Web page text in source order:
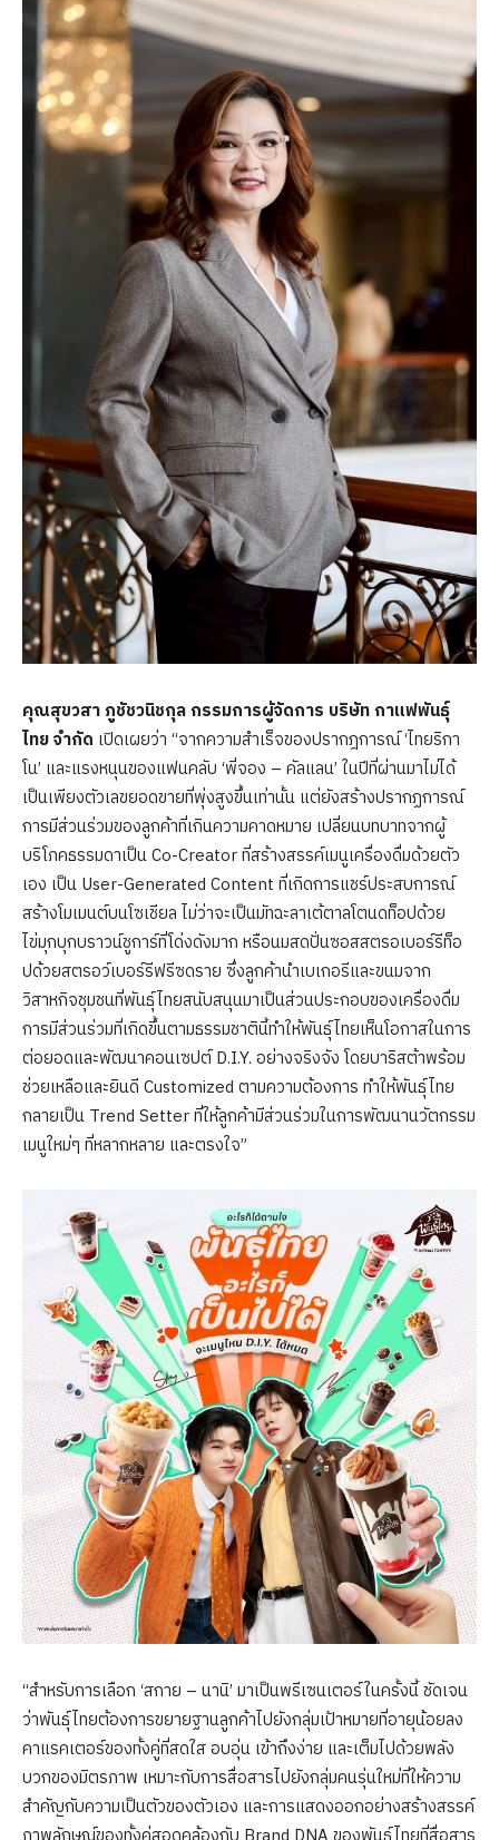
คุณสุขวสา ภูชัชวนิชกุล กรรมการผู้จัดการ บริษัท กาแฟพันธุ์
ไทย จำกัด เปิดเผยว่า “จากความสำเร็จของปรากฎการณ์ ‘ไทยริกา
โน’ และแรงหนุนของแฟนคลับ ‘พี่จอง – คัลแลน’ ในปีที่ผ่านมาไม่ได้
เป็นเพียงตัวเลขยอดขายที่พุ่งสูงขึ้นเท่านั้น แต่ยังสร้างปรากฏการณ์
การมีส่วนร่วมของลูกค้าที่เกินความคาดหมาย เปลี่ยนบทบาทจากผู้
บริโภคธรรมดาเป็น Co-Creator ที่สร้างสรรค์เมนูเครื่องดื่มด้วยตัว
เอง เป็น User-Generated Content ที่เกิดการแชร์ประสบการณ์
สร้างโมเมนต์บนโซเชียล ไม่ว่าจะเป็นมัทฉะลาเต้ตาลโตนดท็อปด้วย
ไข่มุกบุกบราวน์ชูการ์ที่โด่งดังมาก หรือนมสดปั่นซอสสตรอเบอร์รีท็อ
ปด้วยสตรอว์เบอร์รีฟรีซดราย ซึ่งลูกค้านำเบเกอรีและขนมจาก
วิสาหกิจชุมชนที่พันธุ์ไทยสนับสนุนมาเป็นส่วนประกอบของเครื่องดื่ม
การมีส่วนร่วมที่เกิดขึ้นตามธรรมชาตินี้ทำให้พันธุ์ไทยเห็นโอกาสในการ
ต่อยอดและพัฒนาคอนเซปต์ D.I.Y. อย่างจริงจัง โดยบาริสต้าพร้อม
ช่วยเหลือและยินดี Customized ตามความต้องการ ทำให้พันธุ์ไทย
กลายเป็น Trend Setter ที่ให้ลูกค้ามีส่วนร่วมในการพัฒนานวัตกรรม
เมนูใหม่ๆ ที่หลากหลาย และตรงใจ”
“สำหรับการเลือก ‘สกาย – นานิ’ มาเป็นพรีเซนเตอร์ในครั้งนี้ ชัดเจน
ว่าพันธุ์ไทยต้องการขยายฐานลูกค้าไปยังกลุ่มเป้าหมายที่อายุน้อยลง
คาแรคเตอร์ของทั้งคู่ที่สดใส อบอุ่น เข้าถึงง่าย และเต็มไปด้วยพลัง
บวกของมิตรภาพ เหมาะกับการสื่อสารไปยังกลุ่มคนรุ่นใหม่ที่ให้ความ
สำคัญกับความเป็นตัวของตัวเอง และการแสดงออกอย่างสร้างสรรค์